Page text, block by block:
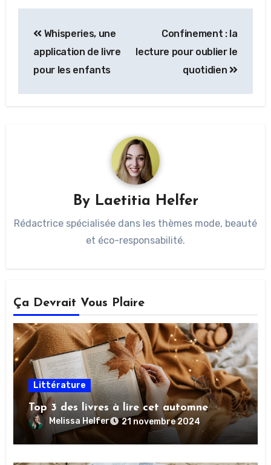
Whisperies, une
application de livre
pour les enfants
Confinement : la
lecture pour oublier le
quotidien
By Laetitia Helfer
Rédactrice spécialisée dans les thèmes mode, beauté
et éco-responsabilité.
Ça Devrait Vous Plaire
Littérature
Top 3 des livres à lire cet automne
Melissa Helfer 21 novembre 2024